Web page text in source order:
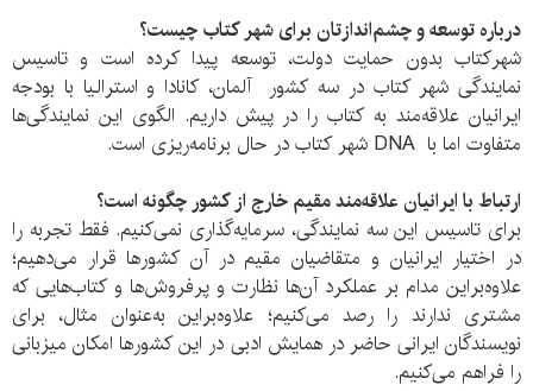
درباره توسعه و چشم‌اندازتان برای شهر کتاب چیست؟
شهرکتاب بدون حمایت دولت، توسعه پیدا کرده است و تاسیس
نمایندگی‌ شهر کتاب در سه کشور آلمان، کانادا و استرالیا با بودجه
ایرانیان علاقه‌مند به کتاب را در پیش داریم. الگوی این نمایندگی‌ها
متفاوت اما با DNA شهر کتاب در حال برنامه‌ریزی است.
ارتباط با ایرانیان علاقه‌مند مقیم خارج از کشور چگونه است؟
برای تاسیس این سه نمایندگی، سرمایه‌گذاری نمی‌کنیم. فقط تجربه را
در اختیار ایرانیان و متقاضیان مقیم در آن کشور‌ها قرار می‌دهیم؛
علاوه‌‌براین مدام بر عملکرد آن‌ها نظارت و پرفروش‌ها و کتاب‌هایی که
مشتری ندارند را رصد می‌کنیم؛ علاو‌ه‌براین به‌عنوان مثال، برای
نویسندگان ایرانی حاضر در همایش ادبی در این کشور‌‌‌ها امکان میزبانی
را فراهم می‌کنیم.